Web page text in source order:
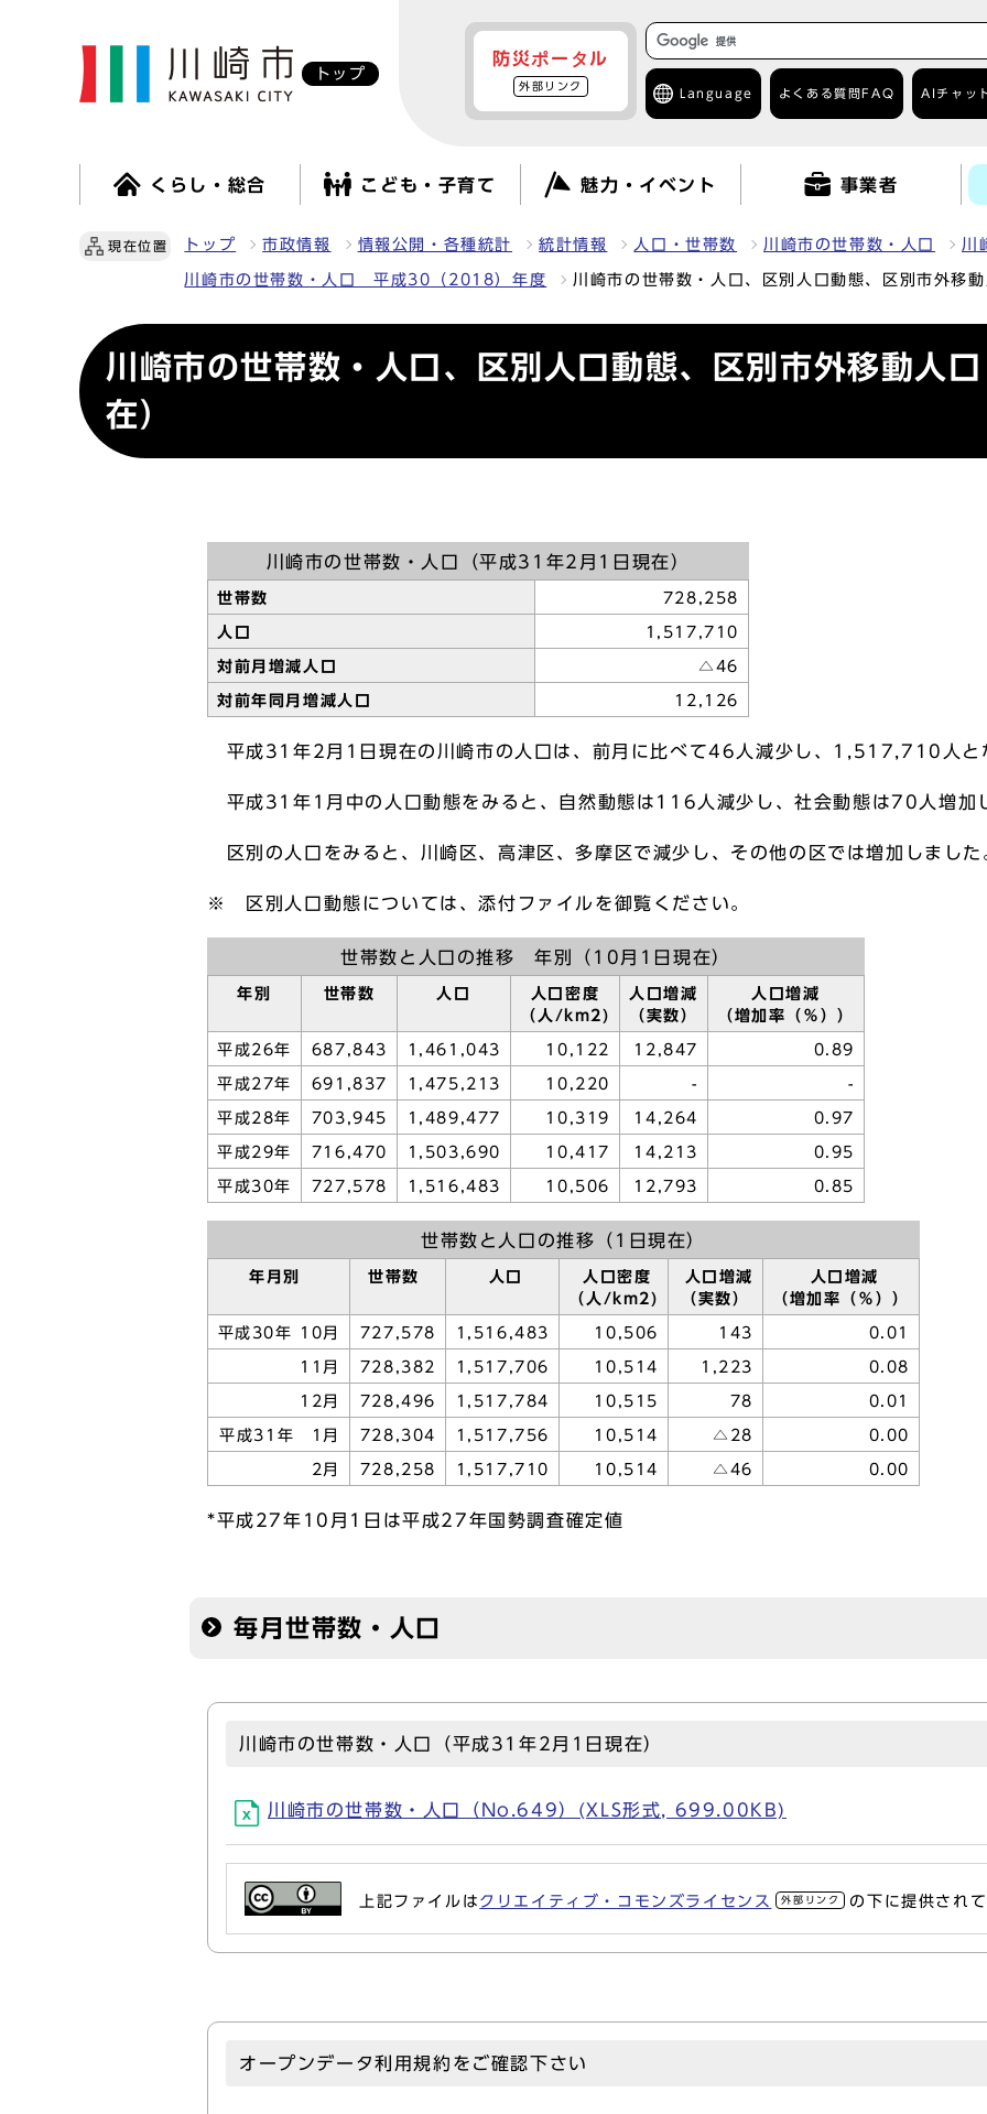
トップ
防災ポータル
外部リンク
Language よくある質問 FAQ AIチャッ
くらし・総合 こども・子育て 魅力・イベント 事業者
現在位置 トップ 市政情報 情報公開・各種統計 統計情報 人口・世帯数 川崎市の世帯数・人口 川
川崎市の世帯数・人口 平成30（2018）年度 川崎市の世帯数・人口、区別人口動態、区別市外移
川崎市の世帯数・人口、区別人口動態、区別市外移動人
在）
川崎市の世帯数・人口（平成31年2月1日現在）
世帯数 728,258
人口 1,517,710
対前月増減人口 △46
対前年同月増減人口 12,126
平成31年2月1日現在の川崎市の人口は、前月に比べて46人減少し、1,517,710人と
平成31年1月中の人口動態をみると、自然動態は116人減少し、社会動態は70人増加
区別の人口をみると、川崎区、高津区、多摩区で減少し、その他の区では増加しました
※ 区別人口動態については、添付ファイルを御覧ください。
世帯数と人口の推移 年別（10月1日現在）
年別 世帯数 人口
人口密度
（人/km2)
人口増減
（実数）
人口増減
（増加率（％））
平成26年 687,843 1,461,043 10,122 12,847 0.89
平成27年 691,837 1,475,213 10,220 - -
平成28年 703,945 1,489,477 10,319 14,264 0.97
平成29年 716,470 1,503,690 10,417 14,213 0.95
平成30年 727,578 1,516,483 10,506 12,793 0.85
世帯数と人口の推移（1日現在）
年月別 世帯数 人口
人口密度
（人/km2)
人口増減
（実数）
人口増減
（増加率（％））
平成30年 10月 727,578 1,516,483 10,506 143 0.01
11月 728,382 1,517,706 10,514 1,223 0.08
12月 728,496 1,517,784 10,515 78 0.01
平成31年 1月 728,304 1,517,756 10,514 △28 0.00
2月 728,258 1,517,710 10,514 △46 0.00
*平成27年10月1日は平成27年国勢調査確定値
毎月世帯数・人口
川崎市の世帯数・人口（平成31年2月1日現在）
川崎市の世帯数・人口（No.649）(XLS形式, 699.00KB)
上記ファイルは クリエイティブ・コモンズライセンス 外部リンク の下に提供されて
オープンデータ利用規約をご確認下さい